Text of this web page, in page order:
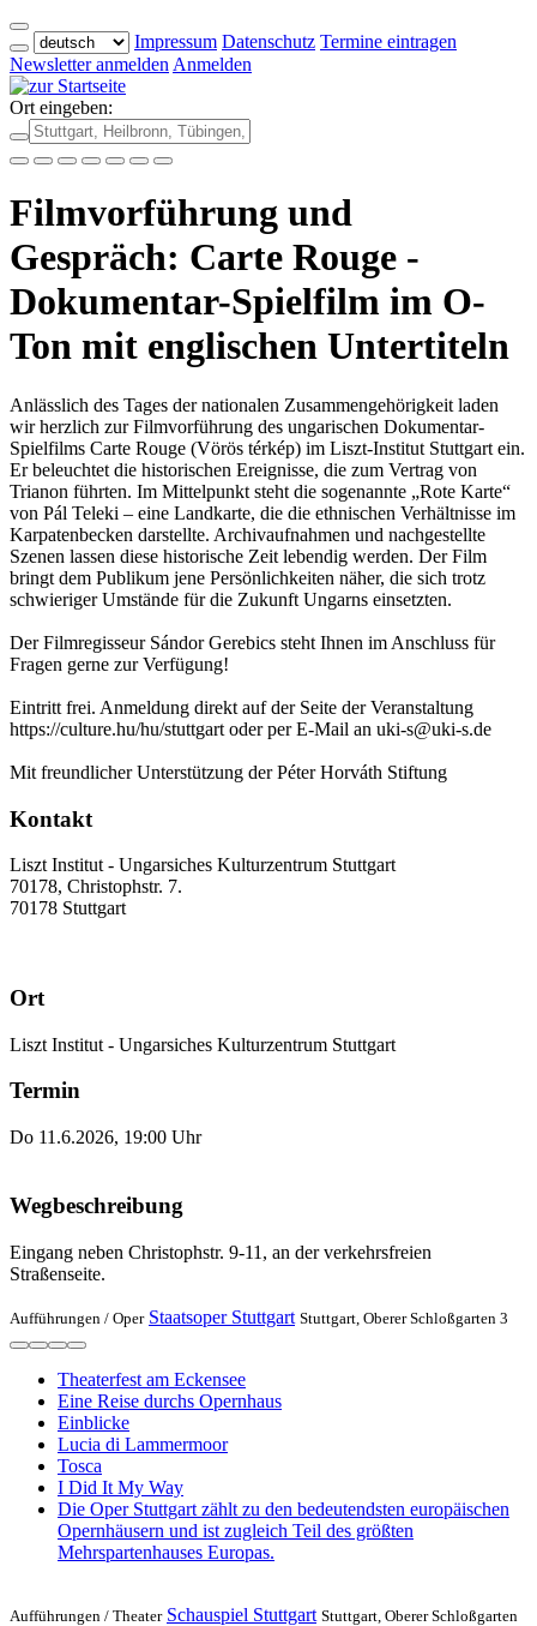
Impressum Datenschutz Termine eintragen
Newsletter anmelden Anmelden
Ort eingeben:
Filmvorführung und
Gespräch: Carte Rouge -
Dokumentar-Spielfilm im O-
Ton mit englischen Untertiteln
Anlässlich des Tages der nationalen Zusammengehörigkeit laden
wir herzlich zur Filmvorführung des ungarischen Dokumentar-
Spielfilms Carte Rouge (Vörös térkép) im Liszt-Institut Stuttgart ein.
Er beleuchtet die historischen Ereignisse, die zum Vertrag von
Trianon führten. Im Mittelpunkt steht die sogenannte „Rote Karte“
von Pál Teleki – eine Landkarte, die die ethnischen Verhältnisse im
Karpatenbecken darstellte. Archivaufnahmen und nachgestellte
Szenen lassen diese historische Zeit lebendig werden. Der Film
bringt dem Publikum jene Persönlichkeiten näher, die sich trotz
schwieriger Umstände für die Zukunft Ungarns einsetzten.
Der Filmregisseur Sándor Gerebics steht Ihnen im Anschluss für
Fragen gerne zur Verfügung!
Eintritt frei. Anmeldung direkt auf der Seite der Veranstaltung
https://culture.hu/hu/stuttgart oder per E-Mail an uki-s@uki-s.de
Mit freundlicher Unterstützung der Péter Horváth Stiftung
Kontakt
Liszt Institut - Ungarsiches Kulturzentrum Stuttgart
70178, Christophstr. 7.
70178 Stuttgart
Ort
Liszt Institut - Ungarsiches Kulturzentrum Stuttgart
Termin
Do 11.6.2026, 19:00 Uhr
Wegbeschreibung
Eingang neben Christophstr. 9-11, an der verkehrsfreien
Straßenseite.
Aufführungen / Oper Staatsoper Stuttgart Stuttgart, Oberer Schloßgarten 3
Theaterfest am Eckensee
Eine Reise durchs Opernhaus
Einblicke
Lucia di Lammermoor
Tosca
I Did It My Way
Die Oper Stuttgart zählt zu den bedeutendsten europäischen
Opernhäusern und ist zugleich Teil des größten
Mehrspartenhauses Europas.
Aufführungen / Theater Schauspiel Stuttgart Stuttgart, Oberer Schloßgarten